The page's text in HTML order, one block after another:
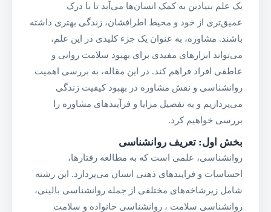
یک علم بنیادین به کمک انسان‌ها می‌آید تا با درک
عمیق‌تری از خود و محیط اطرافشان، زندگی بهتری داشته
باشند. مشاوره، به عنوان یک جزء کلیدی در این علم،
می‌تواند ابزارهای مفیدی برای بهبود سلامت روانی و
عاطفی افراد فراهم کند. در این مقاله، به بررسی اهمیت
روانشناسی و نقش مشاوره در بهبود کیفیت زندگی
می‌پردازیم و به تفصیل مزایا و فرآیندهای مشاوره را
بررسی خواهیم کرد.
بخش اول: تعریف روانشناسی
روانشناسی، علمی است که به مطالعه رفتارها،
احساسات و فرایندهای ذهنی انسان می‌پردازد. این رشته
شامل زیرشاخه‌های مختلفی از جمله روانشناسی بالینی،
روانشناسی سلامت ، روانشناسی خانواده و سلامت